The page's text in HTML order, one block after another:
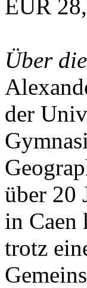
EUR
Über
der
über 20
in Caen
trotz